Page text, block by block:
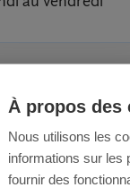
À propos des
Nous utilisons les
informations sur les
fournir des